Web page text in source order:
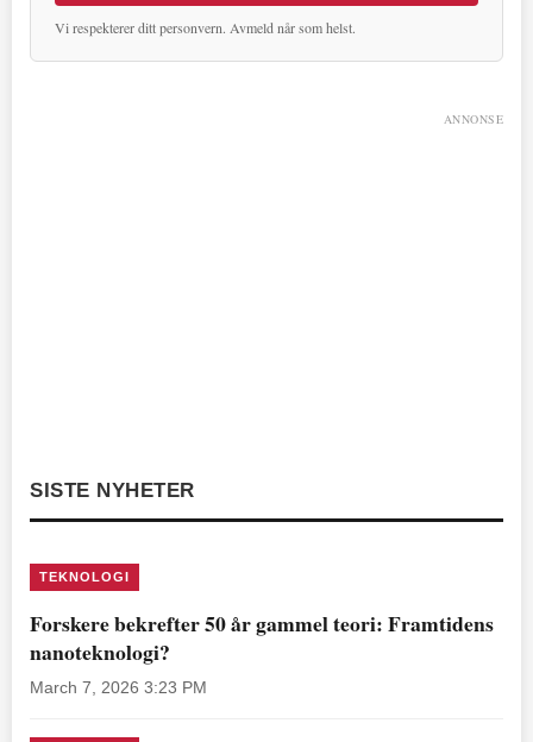
Vi respekterer ditt personvern. Avmeld når som helst.
ANNONSE
SISTE NYHETER
TEKNOLOGI
Forskere bekrefter 50 år gammel teori: Framtidens
nanoteknologi?
March 7, 2026 3:23 PM